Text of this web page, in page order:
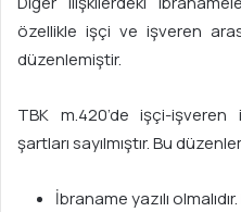
özellikle işçi ve işveren
düzenlemiştir.
TBK m.420’de işçi-
şartları sayılmıştır. Bu
İbraname yazılı